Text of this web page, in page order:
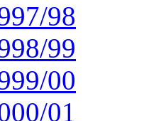
98
99
00
01